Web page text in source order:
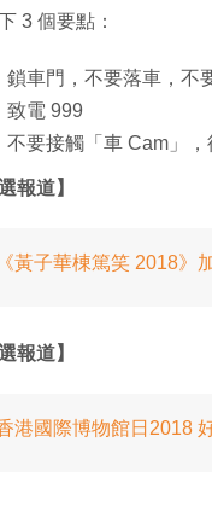
3 個要點：
鎖車門，不要落車，不
致電 999
不要接觸「車 Cam」
報道】
《黃子華棟篤笑 2018》
報道】
港國際博物館日2018